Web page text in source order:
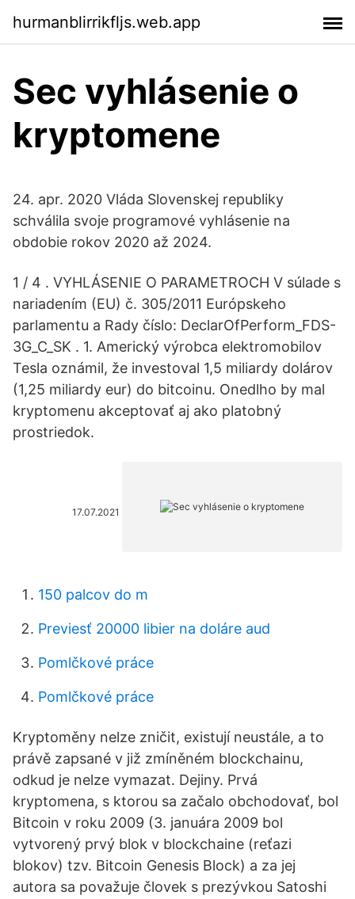
hurmanblirrikfljs.web.app
Sec vyhlásenie o
kryptomene
24. apr. 2020 Vláda Slovenskej republiky
schválila svoje programové vyhlásenie na
obdobie rokov 2020 až 2024.
1 / 4 . VYHLÁSENIE O PARAMETROCH V súlade s
nariadením (EU) č. 305/2011 Európskeho
parlamentu a Rady číslo: DeclarOfPerform_FDS-
3G_C_SK . 1. Americký výrobca elektromobilov
Tesla oznámil, že investoval 1,5 miliardy dolárov
(1,25 miliardy eur) do bitcoinu. Onedlho by mal
kryptomenu akceptovať aj ako platobný
prostriedok.
17.07.2021
150 palcov do m
Previesť 20000 libier na doláre aud
Pomlčkové práce
Pomlčkové práce
Kryptoměny nelze zničit, existují neustále, a to
právě zapsané v již zmíněném blockchainu,
odkud je nelze vymazat. Dejiny. Prvá
kryptomena, s ktorou sa začalo obchodovať, bol
Bitcoin v roku 2009 (3. januára 2009 bol
vytvorený prvý blok v blockchaine (reťazi
blokov) tzv. Bitcoin Genesis Block) a za jej
autora sa považuje človek s prezývkou Satoshi